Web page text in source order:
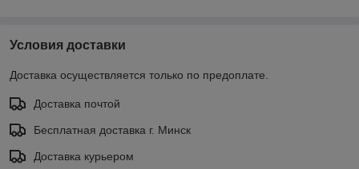
Условия доставки
Доставка осуществляется только по предоплате.
Доставка почтой
Бесплатная доставка г. Минск
Доставка курьером